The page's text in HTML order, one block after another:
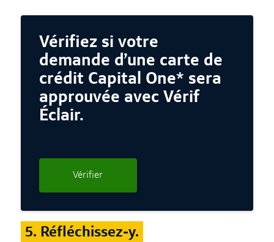
Vérifiez si votre
demande d’une carte de
crédit Capital One* sera
approuvée avec Vérif
Éclair.
Vérifier
5. Réfléchissez-y.